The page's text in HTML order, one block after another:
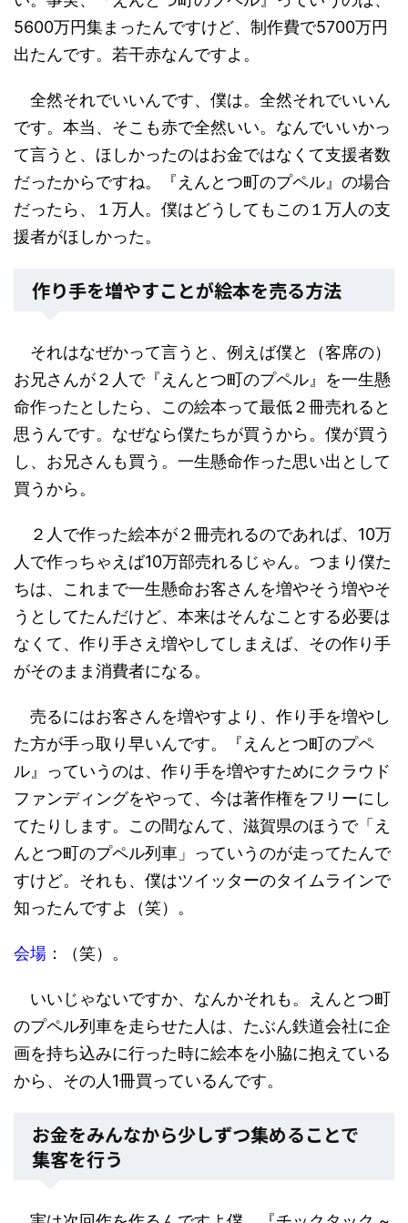
5600万円集まったんですけど、制作費で5700万円
出たんです。若干赤なんですよ。
全然それでいいんです、僕は。全然それでいいん
です。本当、そこも赤で全然いい。なんでいいかっ
て言うと、ほしかったのはお金ではなくて支援者数
だったからですね。『えんとつ町のプペル』の場合
だったら、１万人。僕はどうしてもこの１万人の支
援者がほしかった。
作り手を増やすことが絵本を売る方法
それはなぜかって言うと、例えば僕と（客席の）
お兄さんが２人で『えんとつ町のプペル』を一生懸
命作ったとしたら、この絵本って最低２冊売れると
思うんです。なぜなら僕たちが買うから。僕が買う
し、お兄さんも買う。一生懸命作った思い出として
買うから。
２人で作った絵本が２冊売れるのであれば、10万
人で作っちゃえば10万部売れるじゃん。つまり僕た
ちは、これまで一生懸命お客さんを増やそう増やそ
うとしてたんだけど、本来はそんなことする必要は
なくて、作り手さえ増やしてしまえば、その作り手
がそのまま消費者になる。
売るにはお客さんを増やすより、作り手を増やし
た方が手っ取り早いんです。『えんとつ町のプペ
ル』っていうのは、作り手を増やすためにクラウド
ファンディングをやって、今は著作権をフリーにし
てたりします。この間なんて、滋賀県のほうで「え
んとつ町のプペル列車」っていうのが走ってたんで
すけど。それも、僕はツイッターのタイムラインで
知ったんですよ（笑）。
会場 ：（笑）。
いいじゃないですか、なんかそれも。えんとつ町
のプペル列車を走らせた人は、たぶん鉄道会社に企
画を持ち込みに行った時に絵本を小脇に抱えている
から、その人1冊買っているんです。
お金をみんなから少しずつ集めることで
集客を行う